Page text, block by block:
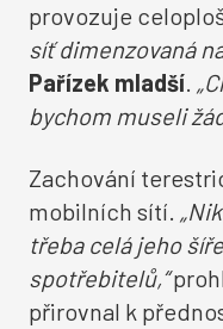
provozuje
síť dimenzovaná
Pařízek mladší.
bychom museli
Zachování
mobilních sítí.
třeba celá jeho
spotřebitelů,“
přirovnal k